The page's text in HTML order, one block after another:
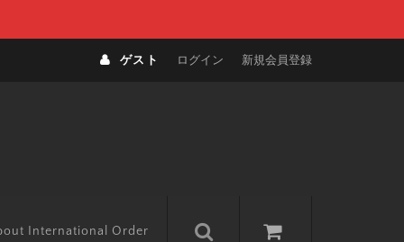
ゲスト ログイン 新規会員登録
International Order